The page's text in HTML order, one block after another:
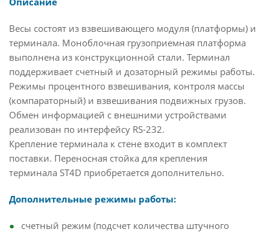
Весы состоят из взвешивающего модуля (платформы) и
терминала. Моноблочная грузоприемная платформа
выполнена из конструкционной стали. Терминал
поддерживает счетный и дозаторный режимы работы.
Режимы процентного взвешивания, контроля массы
(компараторный) и взвешивания подвижных грузов.
Обмен информацией с внешними устройствами
реализован по интерфейсу RS-232.
Крепление терминала к стене входит в комплект
поставки. Переносная стойка для крепления
терминала ST4D приобретается дополнительно.
Дополнительные режимы работы:
счетный режим (подсчет количества штучного